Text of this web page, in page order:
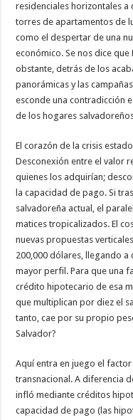
residenciales horizontales
torres de apartamentos de
como el despertar de una
económico. Se nos dice que
obstante, detrás de los
panorámicas y las
esconde una contradicción
de los hogares
​El corazón de la crisis
Desconexión entre el valor
quienes los adquirían;
la capacidad de pago. Si
salvadoreña actual, el
matices tropicalizados. El
nuevas propuestas
200,000 dólares, llegando
mayor perfil. Para que una
crédito hipotecario de esa
que multiplican por diez el
tanto, cae por su propio
Salvador?
​Aquí entra en juego el
transnacional. A diferencia
infló mediante créditos
capacidad de pago (las